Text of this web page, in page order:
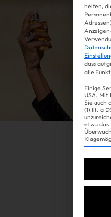
helfen,
dass
alle
Einige
USA. Mit
Sie auch
(1) lit. a
etwa das